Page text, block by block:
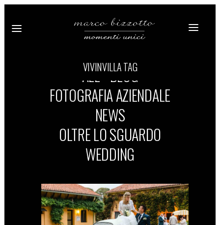
VIVINVILLA TAG
ALL BLOG
FOTOGRAFIA AZIENDALE
NEWS
OLTRE LO SGUARDO
WEDDING